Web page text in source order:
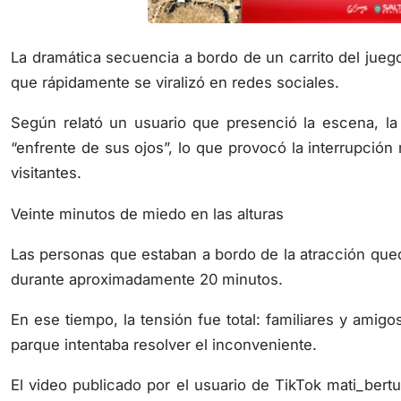
La dramática secuencia a bordo de un carrito del
que rápidamente se viralizó en redes sociales.
Según relató un usuario que presenció la escena,
“enfrente de sus ojos”, lo que provocó la
visitantes.
durante aproximadamente 20 minutos.
En ese tiempo, la tensión fue total: familiares y
parque intentaba resolver el inconveniente.
El video publicado por el usuario de TikTok